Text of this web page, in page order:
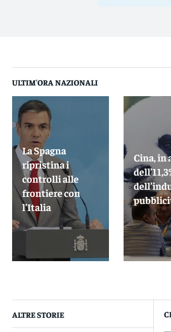
ULTIM'ORA NAZIONALI
La Spagna
ripristina i
controlli alle
frontiere con
l’Italia
Cina, in
ALTRE STORIE